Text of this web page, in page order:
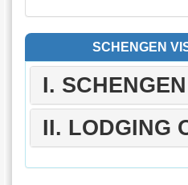
SCHENGEN
Ι.
ΙΙ. LODGING